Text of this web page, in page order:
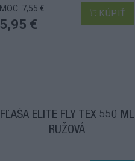
MOC: 7,55 €
5,95 €
KÚPIŤ
FĽAŠA ELITE FLY TEX 550 ML
RUŽOVÁ